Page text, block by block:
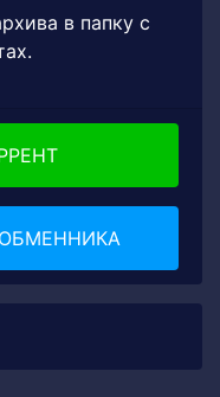
в папку с